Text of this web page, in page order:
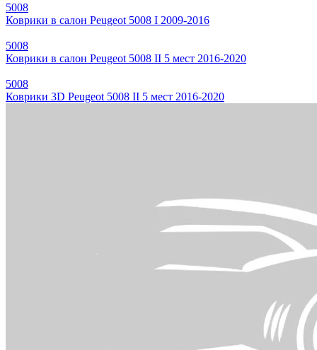
5008
Коврики в салон Peugeot 5008 I 2009-2016
5008
Коврики в салон Peugeot 5008 II 5 мест 2016-2020
5008
Коврики 3D Peugeot 5008 II 5 мест 2016-2020